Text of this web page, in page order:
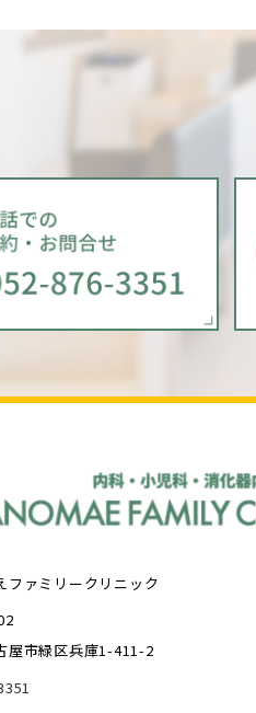
ファミリークリニック
屋市緑区兵庫1-411-2